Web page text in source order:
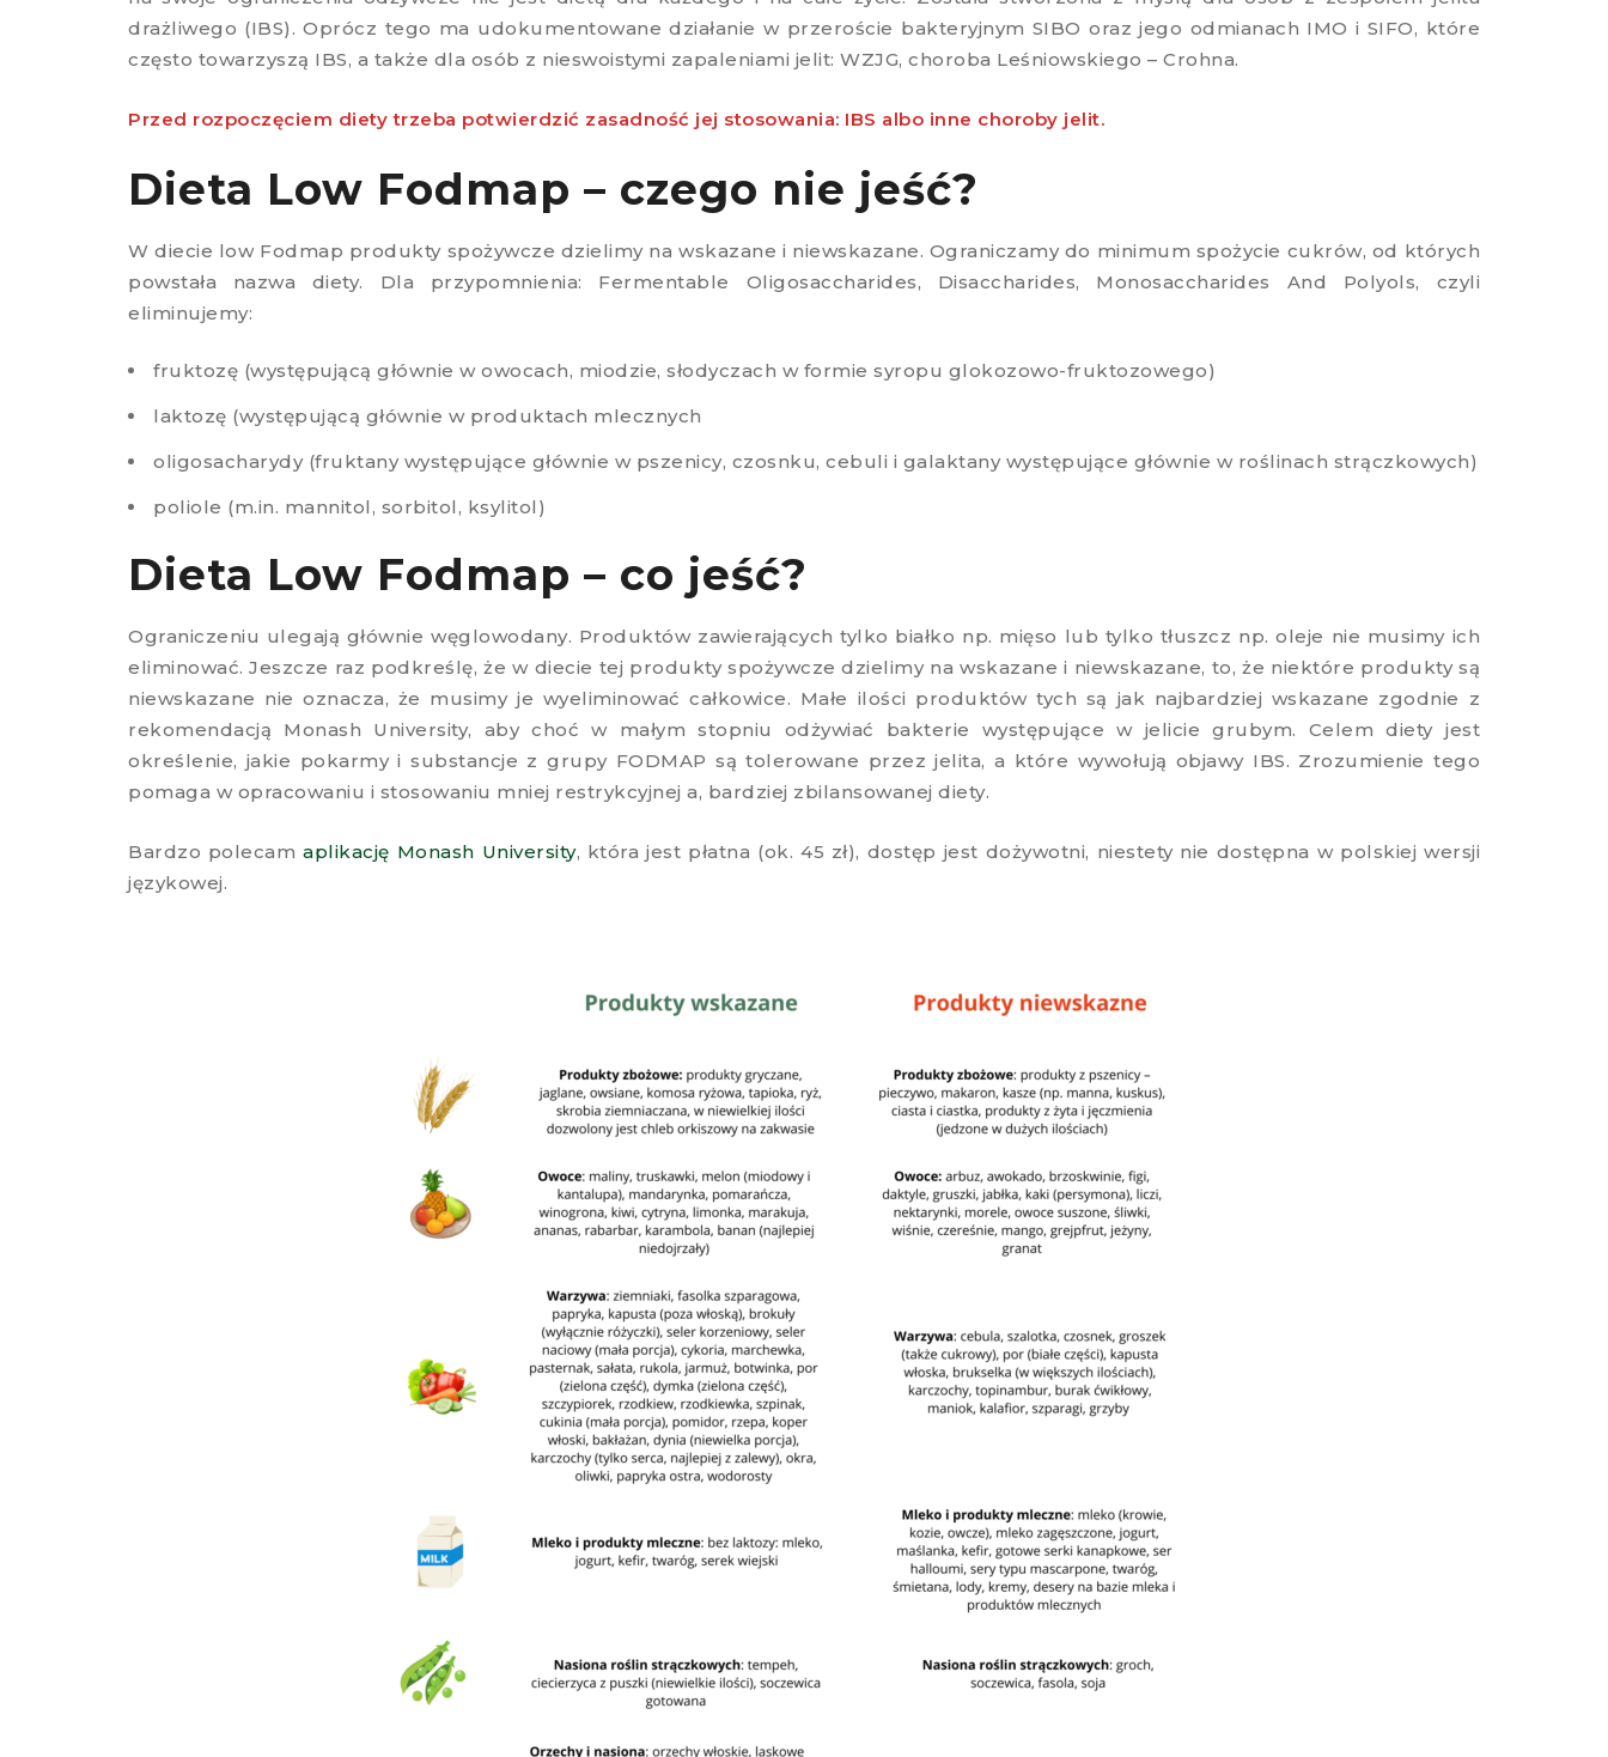
drażliwego (IBS). Oprócz tego ma udokumentowane działanie w przeroście bakteryjnym SIBO oraz jego odmianach IMO i SIFO, które
często towarzyszą IBS, a także dla osób z nieswoistymi zapaleniami jelit: WZJG, choroba Leśniowskiego – Crohna.
Przed rozpoczęciem diety trzeba potwierdzić zasadność jej stosowania: IBS albo inne choroby jelit.
Dieta Low Fodmap – czego nie jeść?
W diecie low Fodmap produkty spożywcze dzielimy na wskazane i niewskazane. Ograniczamy do minimum spożycie cukrów, od których
powstała nazwa diety. Dla przypomnienia: Fermentable Oligosaccharides, Disaccharides, Monosaccharides And Polyols, czyli
eliminujemy:
fruktozę (występującą głównie w owocach, miodzie, słodyczach w formie syropu glokozowo-fruktozowego)
laktozę (występującą głównie w produktach mlecznych
oligosacharydy (fruktany występujące głównie w pszenicy, czosnku, cebuli i galaktany występujące głównie w roślinach strączkowych)
poliole (m.in. mannitol, sorbitol, ksylitol)
Dieta Low Fodmap – co jeść?
Ograniczeniu ulegają głównie węglowodany. Produktów zawierających tylko białko np. mięso lub tylko tłuszcz np. oleje nie musimy ich
eliminować. Jeszcze raz podkreślę, że w diecie tej produkty spożywcze dzielimy na wskazane i niewskazane, to, że niektóre produkty są
niewskazane nie oznacza, że musimy je wyeliminować całkowice. Małe ilości produktów tych są jak najbardziej wskazane zgodnie z
rekomendacją Monash University, aby choć w małym stopniu odżywiać bakterie występujące w jelicie grubym. Celem diety jest
określenie, jakie pokarmy i substancje z grupy FODMAP są tolerowane przez jelita, a które wywołują objawy IBS. Zrozumienie tego
pomaga w opracowaniu i stosowaniu mniej restrykcyjnej a, bardziej zbilansowanej diety.
Bardzo polecamaplikację Monash University, która jest płatna (ok. 45 zł), dostęp jest dożywotni, niestety nie dostępna w polskiej wersji
językowej.